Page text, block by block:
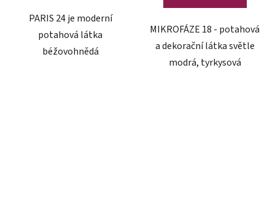
PARIS 24 je moderní
potahová látka
béžovohnědá
MIKROFÁZE 18 - potahová
a dekorační látka světle
modrá, tyrkysová